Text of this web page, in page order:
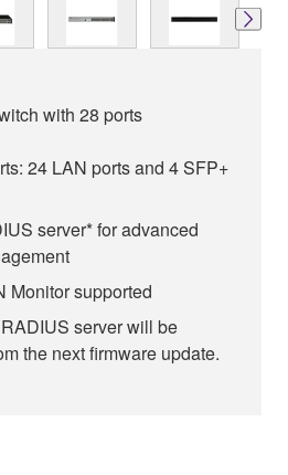
with 28 ports
24 LAN ports and 4 SFP+
server* for advanced
Monitor supported
server will be
the next firmware update.